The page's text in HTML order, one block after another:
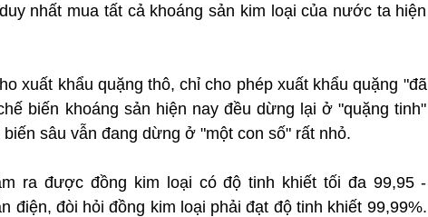
nhất mua tất cả khoáng sản kim loại của nước ta hiện
xuất khẩu quặng thô, chỉ cho phép xuất khẩu quặng "đã
biến khoáng sản hiện nay đều dừng lại ở "quặng tinh"
sâu vẫn đang dừng ở "một con số" rất nhỏ.
ra được đồng kim loại có độ tinh khiết tối đa 99,95 -
điện, đòi hỏi đồng kim loại phải đạt độ tinh khiết 99,99%.